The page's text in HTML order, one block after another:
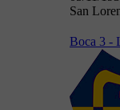
San
Boca 3 -